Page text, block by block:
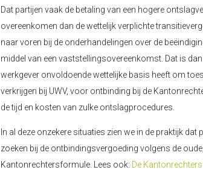
Dat partijen vaak de betaling van een hogere
overeenkomen dan de wettelijk verplichte
naar voren bij de onderhandelingen over de
middel van een vaststellingsovereenkomst. Dat is
werkgever onvoldoende wettelijke basis heeft om
verkrijgen bij UWV, voor ontbinding bij de
de tijd en kosten van zulke ontslagprocedures.
In al deze onzekere situaties zien we in de praktijk
zoeken bij de ontbindingsvergoeding volgens de
Kantonrechtersformule. Lees ook: De